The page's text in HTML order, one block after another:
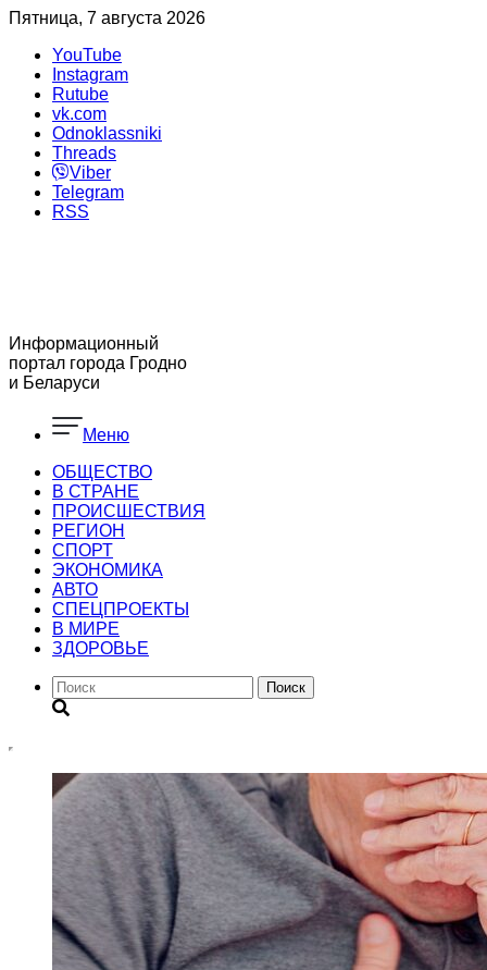
Пятница, 7 августа 2026
YouTube
Instagram
Rutube
vk.com
Odnoklassniki
Threads
Viber
Telegram
RSS
Информационный
портал города Гродно
и Беларуси
Меню
ОБЩЕСТВО
В СТРАНЕ
ПРОИСШЕСТВИЯ
РЕГИОН
CПОРТ
ЭКОНОМИКА
АВТО
СПЕЦПРОЕКТЫ
В МИРЕ
ЗДОРОВЬЕ
Поиск